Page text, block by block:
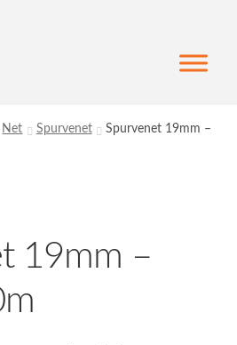
Net Spurvenet
Spurvenet 19mm –
19mm –